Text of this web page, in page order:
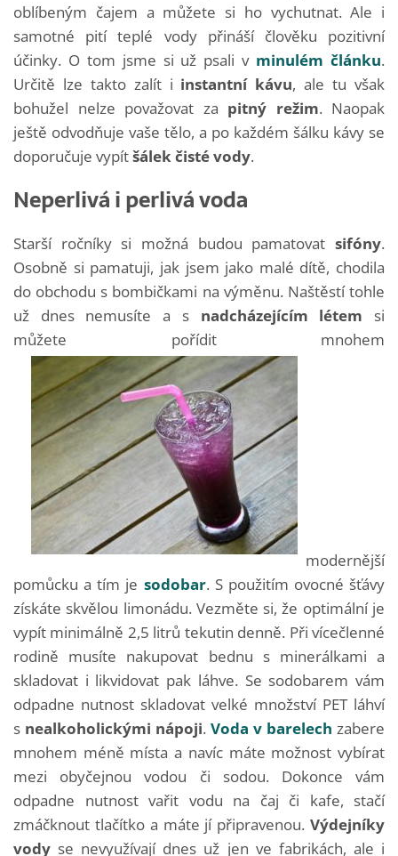
oblíbeným čajem a můžete si ho vychutnat. Ale i
samotné pití teplé vody přináší člověku pozitivní
účinky. O tom jsme si už psali v minulém článku.
Určitě lze takto zalít i instantní kávu, ale tu však
bohužel nelze považovat za pitný režim. Naopak
ještě odvodňuje vaše tělo, a po každém šálku kávy se
doporučuje vypítšálek čisté vody.
Neperlivá i perlivá voda
Starší ročníky si možná budou pamatovat sifóny.
Osobně si pamatuji, jak jsem jako malé dítě, chodila
do obchodu s bombičkami na výměnu. Naštěstí tohle
už dnes nemusíte a s nadcházejícím létem si
můžete pořídit mnohem
modernější
pomůcku a tím je sodobar. S použitím ovocné šťávy
získáte skvělou limonádu. Vezměte si, že optimální je
vypít minimálně 2,5 litrů tekutin denně. Při vícečlenné
rodině musíte nakupovat bednu s minerálkami a
skladovat i likvidovat pak láhve. Se sodobarem vám
odpadne nutnost skladovat velké množství PET láhví
s nealkoholickými nápoji. Voda v barelech zabere
mnohem méně místa a navíc máte možnost vybírat
mezi obyčejnou vodou či sodou. Dokonce vám
odpadne nutnost vařit vodu na čaj či kafe, stačí
zmáčknout tlačítko a máte jí připravenou. Výdejníky
vody se nevyužívají dnes už jen ve fabrikách, ale i